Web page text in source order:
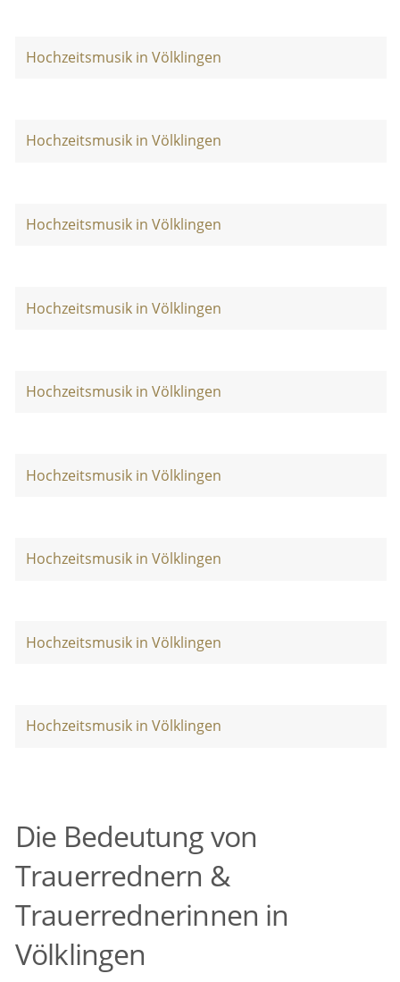
Hochzeitsmusik in Völklingen
Hochzeitsmusik in Völklingen
Hochzeitsmusik in Völklingen
Hochzeitsmusik in Völklingen
Hochzeitsmusik in Völklingen
Hochzeitsmusik in Völklingen
Hochzeitsmusik in Völklingen
Hochzeitsmusik in Völklingen
Hochzeitsmusik in Völklingen
Die Bedeutung von
Trauerrednern &
Trauerrednerinnen in
Völklingen